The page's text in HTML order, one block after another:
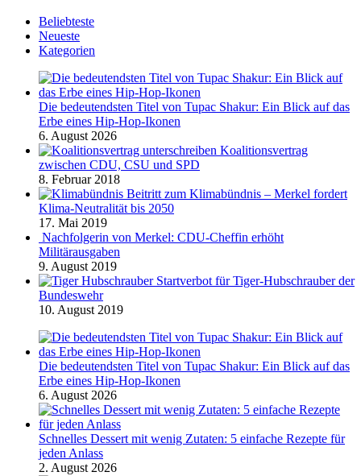
Beliebteste
Neueste
Kategorien
Die bedeutendsten Titel von Tupac Shakur: Ein Blick auf das
Erbe eines Hip-Hop-Ikonen
6. August 2026
Koalitionsvertrag
zwischen CDU, CSU und SPD
8. Februar 2018
Beitritt zum Klimabündnis – Merkel fordert
Klima-Neutralität bis 2050
17. Mai 2019
Nachfolgerin von Merkel: CDU-Cheffin erhöht
Militärausgaben
9. August 2019
Startverbot für Tiger-Hubschrauber der
Bundeswehr
10. August 2019
Die bedeutendsten Titel von Tupac Shakur: Ein Blick auf das
Erbe eines Hip-Hop-Ikonen
6. August 2026
Schnelles Dessert mit wenig Zutaten: 5 einfache Rezepte für
jeden Anlass
2. August 2026